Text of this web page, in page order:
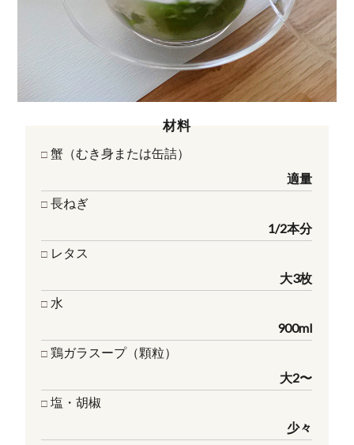
材料
蟹（むき身または缶詰）
適量
長ねぎ
1/2本分
レタス
大3枚
水
900ml
鶏ガラスープ（顆粒）
大2〜
塩・胡椒
少々